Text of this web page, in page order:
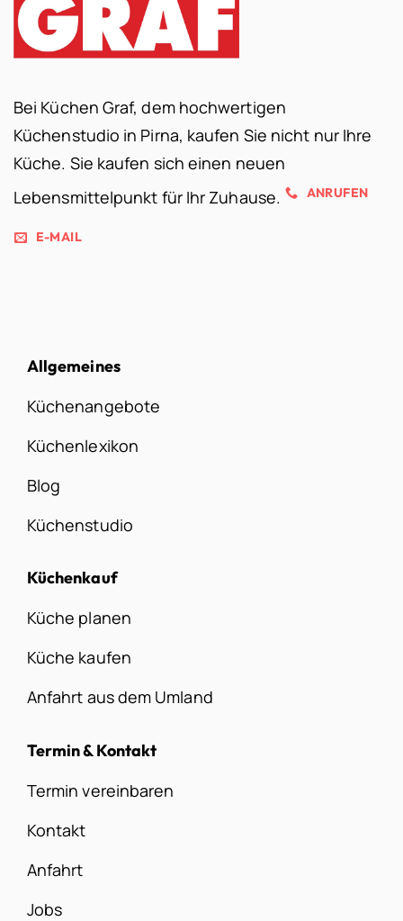
Bei Küchen Graf, dem hochwertigen
Küchenstudio in Pirna, kaufen Sie nicht nur Ihre
Küche. Sie kaufen sich einen neuen
Lebensmittelpunkt für Ihr Zuhause.
ANRUFEN
E-MAIL
Allgemeines
Küchenangebote
Küchenlexikon
Blog
Küchenstudio
Küchenkauf
Küche planen
Küche kaufen
Anfahrt aus dem Umland
Termin & Kontakt
Termin vereinbaren
Kontakt
Anfahrt
Jobs